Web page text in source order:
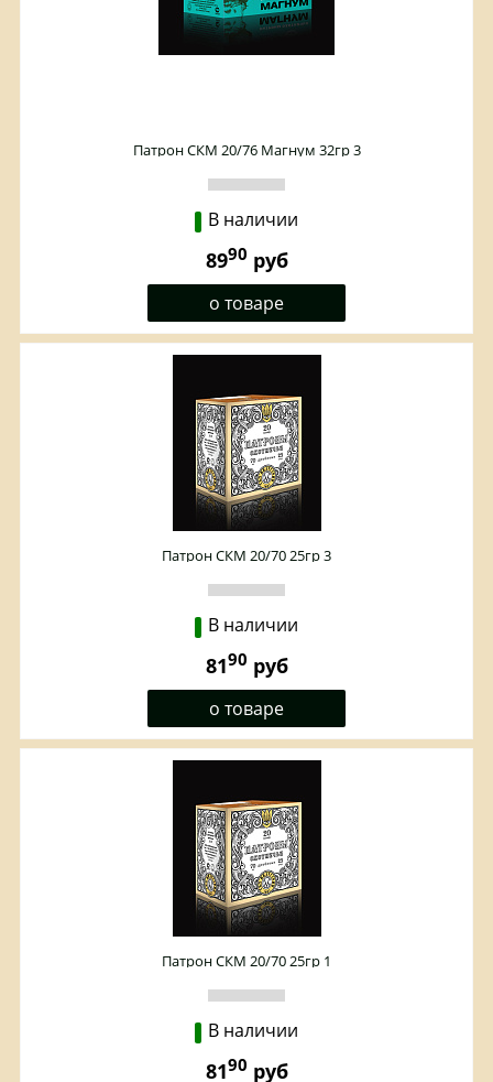
Патрон СКМ 20/76 Магнум 32гр 3
В наличии
8990 руб
о товаре
Патрон СКМ 20/70 25гр 3
В наличии
8190 руб
о товаре
Патрон СКМ 20/70 25гр 1
В наличии
8190 руб